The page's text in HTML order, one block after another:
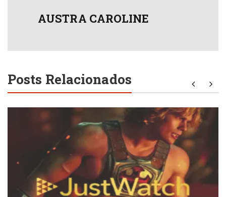
AUSTRA CAROLINE
Posts Relacionados